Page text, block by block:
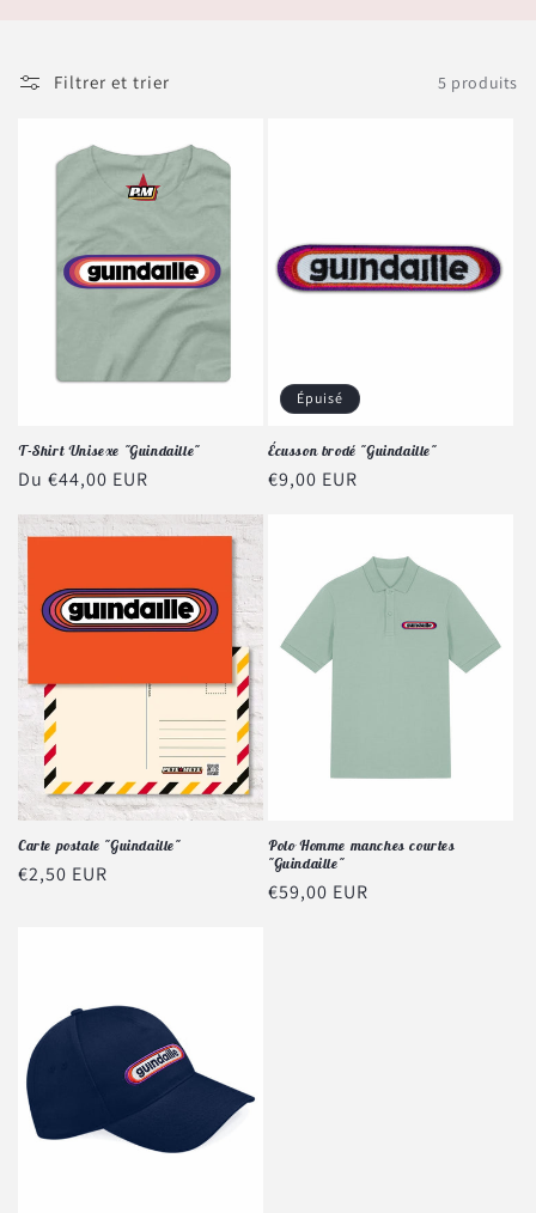
Filtrer et trier 5 produits
T-Shirt Unisexe "Guindaille"
Prix
Du €44,00 EUR
Épuisé
Écusson brodé "Guindaille"
Prix
€9,00 EUR
Carte postale "Guindaille"
Prix
€2,50 EUR
Polo Homme manches courtes
"Guindaille"
Prix
€59,00 EUR